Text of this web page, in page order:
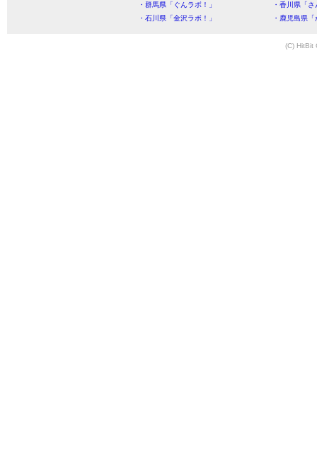
・群馬県「ぐんラボ！」
・香川県「
・石川県「金沢ラボ！」
・鹿児島県
(C) HitBit